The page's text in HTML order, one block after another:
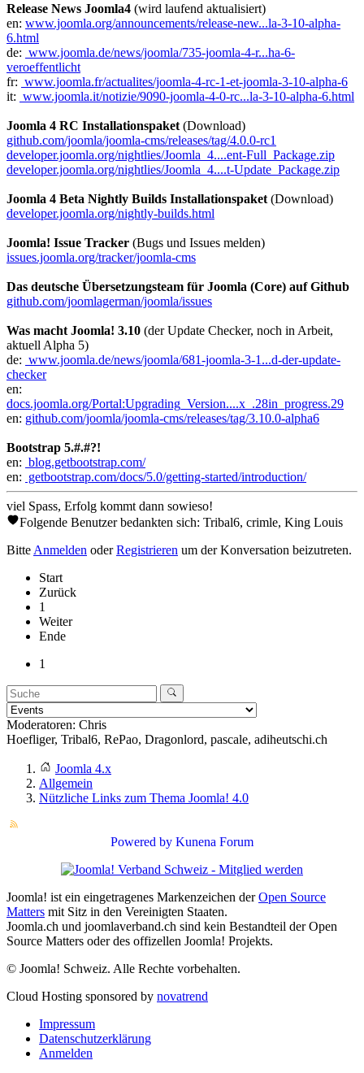
Release News Joomla4 (wird laufend aktualisiert)
en: www.joomla.org/announcements/release-new...la-3-10-alpha-
6.html
de: www.joomla.de/news/joomla/735-joomla-4-r...ha-6-
veroeffentlicht
fr: www.joomla.fr/actualites/joomla-4-rc-1-et-joomla-3-10-alpha-6
it: www.joomla.it/notizie/9090-joomla-4-0-rc...la-3-10-alpha-6.html
Joomla 4 RC Installationspaket (Download)
github.com/joomla/joomla-cms/releases/tag/4.0.0-rc1
developer.joomla.org/nightlies/Joomla_4....ent-Full_Package.zip
developer.joomla.org/nightlies/Joomla_4....t-Update_Package.zip
Joomla 4 Beta Nightly Builds Installationspaket (Download)
developer.joomla.org/nightly-builds.html
Joomla! Issue Tracker (Bugs und Issues melden)
issues.joomla.org/tracker/joomla-cms
Das deutsche Übersetzungsteam für Joomla (Core) auf Github
github.com/joomlagerman/joomla/issues
Was macht Joomla! 3.10 (der Update Checker, noch in Arbeit,
aktuell Alpha 5)
de: www.joomla.de/news/joomla/681-joomla-3-1...d-der-update-
checker
en:
docs.joomla.org/Portal:Upgrading_Version....x_.28in_progress.29
en: github.com/joomla/joomla-cms/releases/tag/3.10.0-alpha6
Bootstrap 5.#.#?!
en: blog.getbootstrap.com/
en: getbootstrap.com/docs/5.0/getting-started/introduction/
viel Spass, Erfolg kommt dann sowieso!
Folgende Benutzer bedankten sich: Tribal6, crimle, King Louis
Bitte Anmelden oderRegistrieren um der Konversation beizutreten.
Start
Zurück
1
Weiter
Ende
1
Moderatoren: Chris
Hoefliger, Tribal6, RePao, Dragonlord, pascale, adiheutschi.ch
Joomla 4.x
Allgemein
Nützliche Links zum Thema Joomla! 4.0
Powered by Kunena Forum
Joomla! ist ein eingetragenes Markenzeichen derOpen Source
Matters mit Sitz in den Vereinigten Staaten.
Joomla.ch und joomlaverband.ch sind kein Bestandteil der Open
Source Matters oder des offizellen Joomla! Projekts.
© Joomla! Schweiz. Alle Rechte vorbehalten.
Cloud Hosting sponsored by novatrend
Impressum
Datenschutzerklärung
Anmelden